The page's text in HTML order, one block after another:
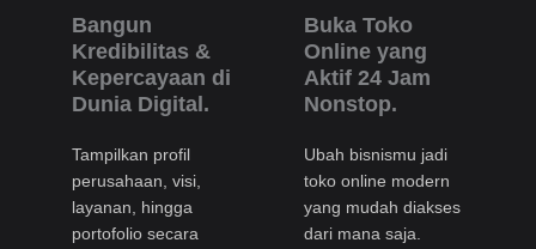
Bangun
Kredibilitas &
Kepercayaan di
Dunia Digital.
Tampilkan profil
perusahaan, visi,
layanan, hingga
portofolio secara
Buka Toko
Online yang
Aktif 24 Jam
Nonstop.
Ubah bisnismu jadi
toko online modern
yang mudah diakses
dari mana saja.